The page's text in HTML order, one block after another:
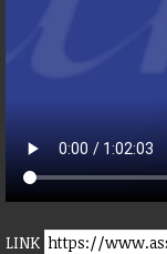
LINK